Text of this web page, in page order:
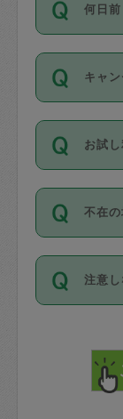
時間
社員
登録
日本
ール
を依
確認
ング
現場
ジさ
※テス
参考
を通
適用
です
をさ
す。
写真
詳細
何日
ご依
以降
す。
タス
可能
キャ
キャ
す。
1. 直
共通
72時
料が
直前
72時
お試
「お
せん
とに
まず
みて
その
不在
不在
が必
ジさ
てく
不在
注意
で、
れて
けて